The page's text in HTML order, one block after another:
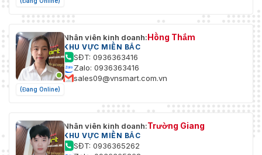
(Đang Online)
Nhân viên kinh doanh:Hồng Thắm
KHU VỰC MIỀN BẮC
SĐT: 0936363416
Zalo: 0936363416
sales09@vnsmart.com.vn
Nhân viên kinh doanh:Trường Giang
KHU VỰC MIỀN BẮC
SĐT: 0936365262